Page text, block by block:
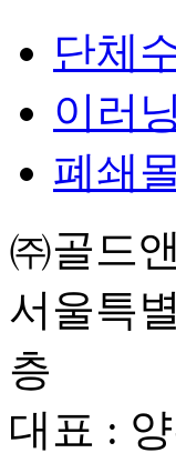
단체
이러닝
폐쇄
㈜골드
서울특
층
대표 :